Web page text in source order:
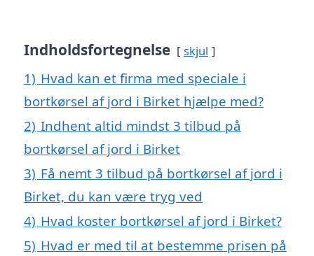
Indholdsfortegnelse skjul
1) Hvad kan et firma med speciale i
bortkørsel af jord i Birket hjælpe med?
2) Indhent altid mindst 3 tilbud på
bortkørsel af jord i Birket
3) Få nemt 3 tilbud på bortkørsel af jord i
Birket, du kan være tryg ved
4) Hvad koster bortkørsel af jord i Birket?
5) Hvad er med til at bestemme prisen på